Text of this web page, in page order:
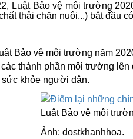
Luật Bảo vệ môi trường
thải chăn nuôi...) bắt đầu
Bảo vệ môi trường năm
thành phần môi trường
khỏe người dân.
Luật Bảo vệ môi
Ảnh: dostkhanhhoa.